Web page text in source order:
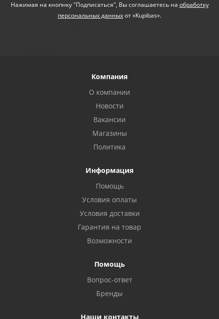
Нажимая на кнопнку "Подписаться", Вы соглашаетесь на обработку
персональных данныхот «Kupibas».
Компания
О компании
Новости
Вакансии
Магазины
Политика
Информация
Помощь
Условия оплаты
Условия доставки
Гарантия на товар
Возможности
Помощь
Вопрос-ответ
Бренды
Наши контакты